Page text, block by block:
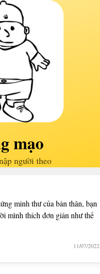
mạo
người theo
minh thư của bản thân, bạn
mình thích đơn giản như thế
11/07/2022